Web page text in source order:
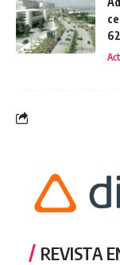
REVISTA